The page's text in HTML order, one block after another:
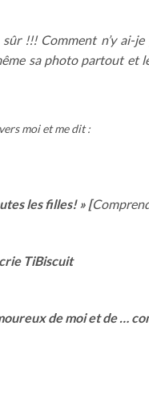
!!! Comment n’y ai-je
sa photo partout
moi et me dit :
les filles! » [
TiBiscuit
de moi et de …